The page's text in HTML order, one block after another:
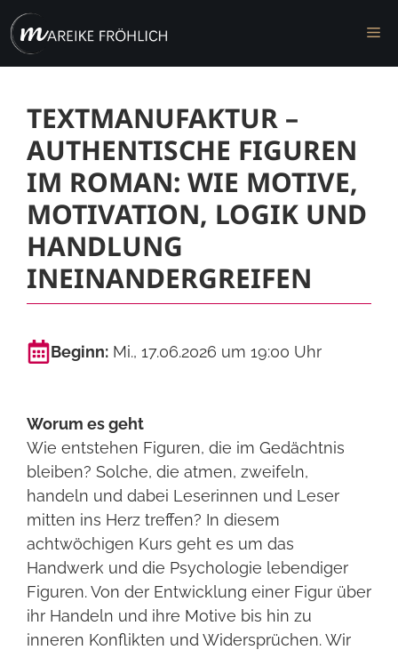
Zum
Inhalt
springen
TEXTMANUFAKTUR –
AUTHENTISCHE FIGUREN
IM ROMAN: WIE MOTIVE,
MOTIVATION, LOGIK UND
HANDLUNG
INEINANDERGREIFEN
Beginn: Mi., 17.06.2026 um 19:00 Uhr
Worum es geht
Wie entstehen Figuren, die im Gedächtnis
bleiben? Solche, die atmen, zweifeln,
handeln und dabei Leserinnen und Leser
mitten ins Herz treffen? In diesem
achtwöchigen Kurs geht es um das
Handwerk und die Psychologie lebendiger
Figuren. Von der Entwicklung einer Figur über
ihr Handeln und ihre Motive bis hin zu
inneren Konflikten und Widersprüchen. Wir